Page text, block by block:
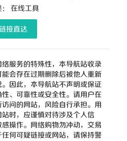
在线工具
接直达
服务的特殊性，本导航站收录
会存在过期删除后被他人重新
因此，本导航站不声明或保证
、可靠性或安全性。请用户在
问的网站，风险自行承担。用
时，应谨慎对待涉及个人信
操作。网络购物勿冲动，交易
何可疑链接或网站，请保持警